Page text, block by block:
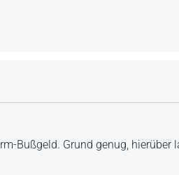
Bußgeld. Grund genug, hierüber